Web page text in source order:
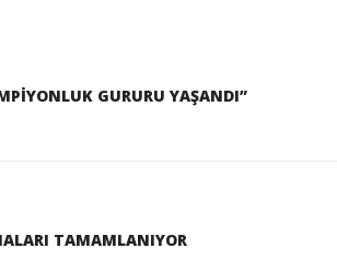
GURURU YAŞANDI”
TAMAMLANIYOR